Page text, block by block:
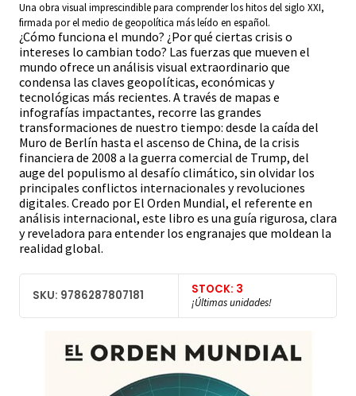
Una obra visual imprescindible para comprender los hitos del siglo XXI,
firmada por el medio de geopolítica más leído en español.
¿Cómo funciona el mundo? ¿Por qué ciertas crisis o
intereses lo cambian todo? Las fuerzas que mueven el
mundo ofrece un análisis visual extraordinario que
condensa las claves geopolíticas, económicas y
tecnológicas más recientes. A través de mapas e
infografías impactantes, recorre las grandes
transformaciones de nuestro tiempo: desde la caída del
Muro de Berlín hasta el ascenso de China, de la crisis
financiera de 2008 a la guerra comercial de Trump, del
auge del populismo al desafío climático, sin olvidar los
principales conflictos internacionales y revoluciones
digitales. Creado por El Orden Mundial, el referente en
análisis internacional, este libro es una guía rigurosa, clara
y reveladora para entender los engranajes que moldean la
realidad global.
SKU: 9786287807181 STOCK: 3
¡Últimas unidades!